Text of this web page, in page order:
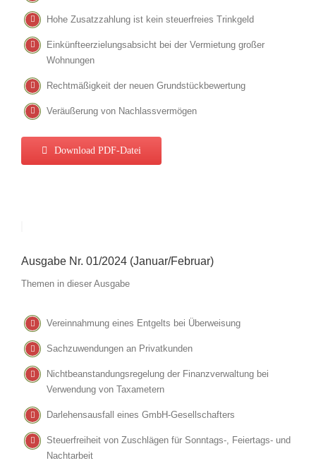
Hohe Zusatzzahlung ist kein steuerfreies Trinkgeld
Einkünfteerzielungsabsicht bei der Vermietung großer
Wohnungen
Rechtmäßigkeit der neuen Grundstückbewertung
Veräußerung von Nachlassvermögen
Download PDF-Datei
Ausgabe Nr. 01/2024 (Januar/Februar)
Themen in dieser Ausgabe
Vereinnahmung eines Entgelts bei Überweisung
Sachzuwendungen an Privatkunden
Nichtbeanstandungsregelung der Finanzverwaltung bei
Verwendung von Taxametern
Darlehensausfall eines GmbH-Gesellschafters
Steuerfreiheit von Zuschlägen für Sonntags-, Feiertags- und
Nachtarbeit